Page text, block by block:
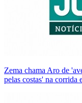
Zema chama Aro de
pelas costas' na corrida